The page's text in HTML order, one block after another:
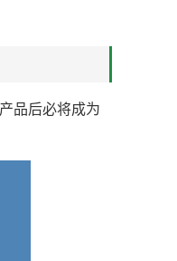
品后必将成为